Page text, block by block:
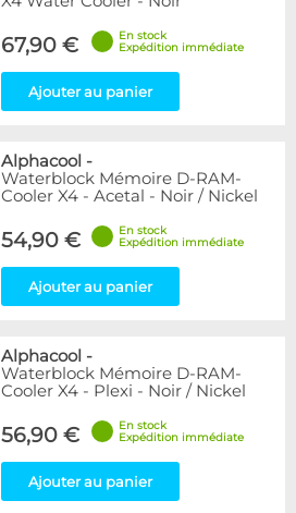
67,90 €
En stock
Expédition immédiate
Ajouter au panier
Alphacool -
Waterblock Mémoire D-RAM-
Cooler X4 - Acetal - Noir / Nickel
54,90 €
En stock
Expédition immédiate
Ajouter au panier
Alphacool -
Waterblock Mémoire D-RAM-
Cooler X4 - Plexi - Noir / Nickel
56,90 €
En stock
Expédition immédiate
Ajouter au panier